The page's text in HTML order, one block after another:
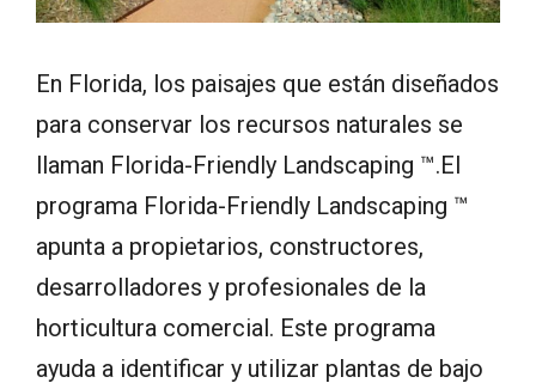
En Florida, los paisajes que están diseñados
para conservar los recursos naturales se
llaman Florida-Friendly Landscaping ™.El
programa Florida-Friendly Landscaping ™
apunta a propietarios, constructores,
desarrolladores y profesionales de la
horticultura comercial. Este programa
ayuda a identificar y utilizar plantas de bajo